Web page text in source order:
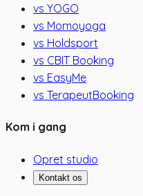
vs YOGO
vs Momoyoga
vs Holdsport
vs CBIT Booking
vs EasyMe
vs TerapeutBooking
Kom i gang
Opret studio
Kontakt os